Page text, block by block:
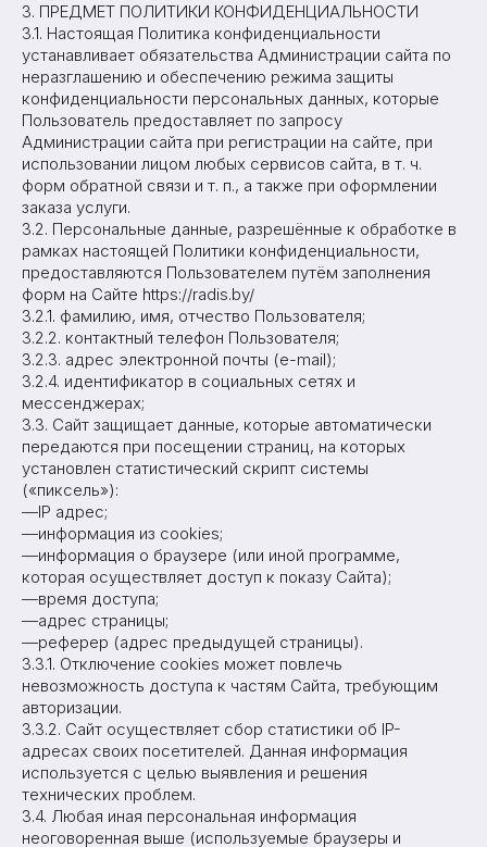
3. ПРЕДМЕТ ПОЛИТИКИ КОНФИДЕНЦИАЛЬНОСТИ
3.1. Настоящая Политика конфиденциальности
устанавливает обязательства Администрации сайта по
неразглашению и обеспечению режима защиты
конфиденциальности персональных данных, которые
Пользователь предоставляет по запросу
Администрации сайта при регистрации на сайте, при
использовании лицом любых сервисов сайта, в т. ч.
форм обратной связи и т. п., а также при оформлении
заказа услуги.
3.2. Персональные данные, разрешённые к обработке в
рамках настоящей Политики конфиденциальности,
предоставляются Пользователем путём заполнения
форм на Сайте https://radis.by/
3.2.1. фамилию, имя, отчество Пользователя;
3.2.2. контактный телефон Пользователя;
3.2.3. адрес электронной почты (e-mail);
3.2.4. идентификатор в социальных сетях и
мессенджерах;
3.3. Сайт защищает данные, которые автоматически
передаются при посещении страниц, на которых
установлен статистический скрипт системы
(«пиксель»):
—IP адрес;
—информация из cookies;
—информация о браузере (или иной программе,
которая осуществляет доступ к показу Сайта);
—время доступа;
—адрес страницы;
—реферер (адрес предыдущей страницы).
3.3.1. Отключение cookies может повлечь
невозможность доступа к частям Сайта, требующим
авторизации.
3.3.2. Сайт осуществляет сбор статистики об IP-
адресах своих посетителей. Данная информация
используется с целью выявления и решения
технических проблем.
3.4. Любая иная персональная информация
неоговоренная выше (используемые браузеры и